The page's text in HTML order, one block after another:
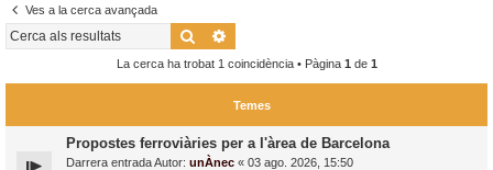
Ves a la cerca avançada
Cerca
La cerca ha trobat 1 coincidència • Pàgina 1 de 1
Temes
Propostes ferroviàries per a l'àrea de Barcelona
Darrera entrada Autor: unÀnec « 03 ago. 2026, 15:50